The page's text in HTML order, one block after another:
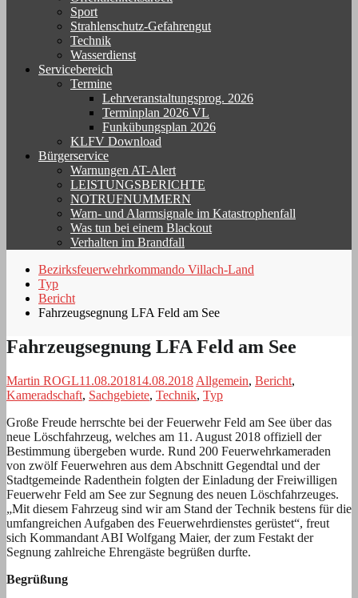
Sport
Strahlenschutz-Gefahrengut
Technik
Wasserdienst
Servicebereich
Termine
Lehrveranstaltungsprog. 2026
Terminplan 2026 VL
Funkübungsplan 2026
KLFV Download
Bürgerservice
Warnungen AT-Alert
LEISTUNGSBERICHTE
NOTRUFNUMMERN
Warn- und Alarmsignale im Katastrophenfall
Was tun bei einem Blackout
Verhalten im Brandfall
Bezirksfeuerwehrkommando Villach-Land
Typ
Bericht
Fahrzeugsegnung LFA Feld am See
Fahrzeugsegnung LFA Feld am See
Martin ROGL11.08.201814.08.2018 Allgemein, Bericht,
Kameradschaft, Sachgebiete, Technik, Typ
Große Freude herrschte bei der Feuerwehr Feld am See über das
neue Löschfahrzeug, welches am 11. August 2018 offiziell der
Bestimmung übergeben wurde. Rund 200 Feuerwehrkameraden
von zwölf Feuerwehren aus dem Abschnitt Gegendtal und der
Stadtgemeinde Radenthein folgten der Einladung der Freiwilligen
Feuerwehr Feld am See zur Segnung des neuen Löschfahrzeuges.
„Mit diesem Fahrzeug sind wir am Stand der Technik bestens für die
umfangreichen Aufgaben des Feuerwehrdienstes gerüstet“, freut
sich Kommandant ABI Wolfgang Maier, der zum Festakt der
Segnung zahlreiche Ehrengäste begrüßen durfte.
Begrüßung